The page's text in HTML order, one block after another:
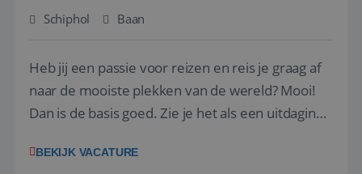
Schiphol Baan
Heb jij een passie voor reizen en reis je graag af
naar de mooiste plekken van de wereld? Mooi!
Dan is de basis goed. Zie je het als een uitdaging
het samenstellen en boeken van de perfecte
BEKIJK VACATURE